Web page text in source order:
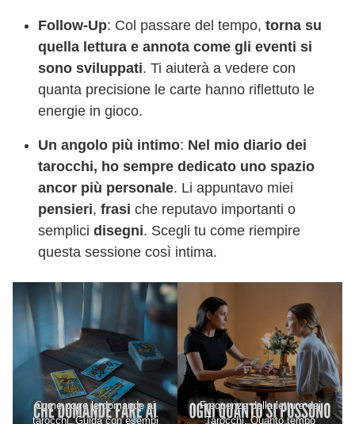
Follow-Up: Col passare del tempo, torna su
quella lettura e annota come gli eventi si
sono sviluppati. Ti aiuterà a vedere con
quanta precisione le carte hanno riflettuto le
energie in gioco.
Un angolo più intimo: Nel mio diario dei
tarocchi, ho sempre dedicato uno spazio
ancor più personale. Li appuntavo miei
pensieri, frasi che reputavo importanti o
semplici disegni. Scegli tu come riempire
questa sessione così intima.
Come porre le domande ai
tarocchi. Guida con esempi
Frequenza della lettura dei
Tarocchi. Quanto tempo